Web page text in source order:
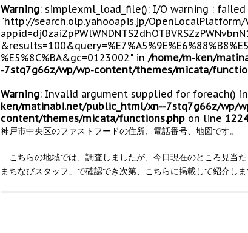
Warning: simplexml_load_file(): I/O warning :
"http://search.olp.yahooapis.jp/OpenLocalPlatform/
%E5%8C%BA&gc=0123002" in /home/m-ken/
-7stq7g66z/wp/wp-content/themes/micata/
Warning: Invalid argument supplied for foreach() in
ken/matinabi.net/public_html/xn--7stq7g66z/wp/
content/themes/micata/functions.php on line
神戸市中央区のファストフードの住所、電話番号、地図です。
こちらの地域では、調査しましたが、今日現在のところ見当
まちなびスタッフ」で確認でき次第、こちらに掲載して紹介しま